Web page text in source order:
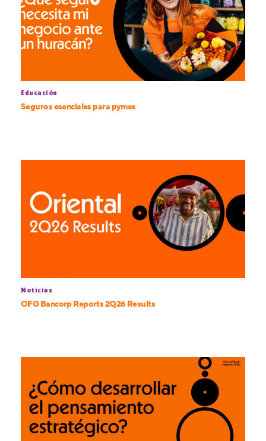
Educación
Seguros esenciales para pymes
Noticias
OFG Bancorp Reports 2Q26 Results